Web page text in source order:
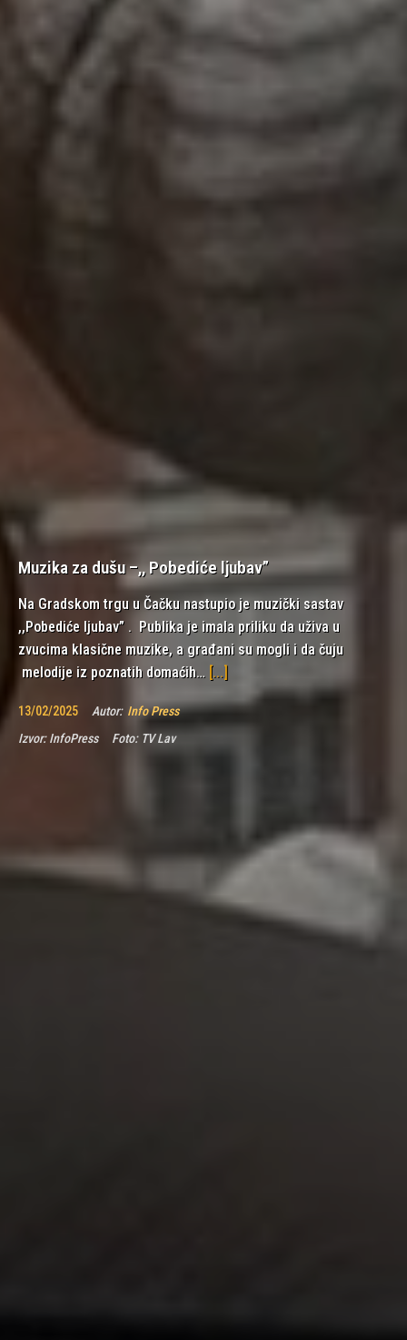
Muzika za dušu –,, Pobediće ljubav”
Na Gradskom trgu u Čačku nastupio je muzički sastav
,,Pobediće ljubav” . Publika je imala priliku da uživa u
zvucima klasične muzike, a građani su mogli i da čuju
melodije iz poznatih domaćih… [...]
13/02/2025 Autor: Info Press
Izvor:InfoPress Foto: TV Lav